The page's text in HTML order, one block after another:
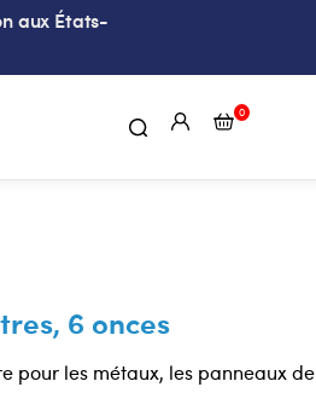
aux États-
0
6 onces
pour les métaux, les panneaux de